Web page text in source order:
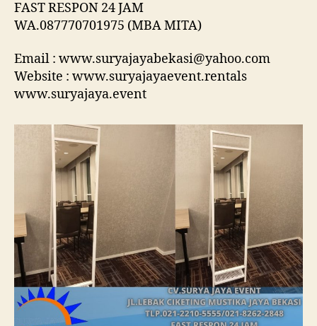
FAST RESPON 24 JAM
WA.087770701975 (MBA MITA)
Email : www.suryajayabekasi@yahoo.com
Website : www.suryajayaevent.rentals
www.suryajaya.event